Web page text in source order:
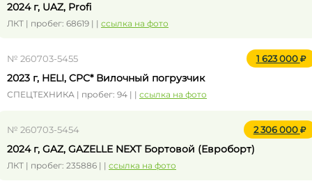
2024 г, UAZ, Profi
ЛКТ | пробег: 68619 | | ссылка на фото
№ 260703-5455 1 623 000
2023 г, HELI, CPC* Вилочный погрузчик
СПЕЦТЕХНИКА | пробег: 94 | | ссылка на фото
№ 260703-5454 2 306 000
2024 г, GAZ, GAZELLE NEXT Бортовой (Евроборт)
ЛКТ | пробег: 235886 | | ссылка на фото